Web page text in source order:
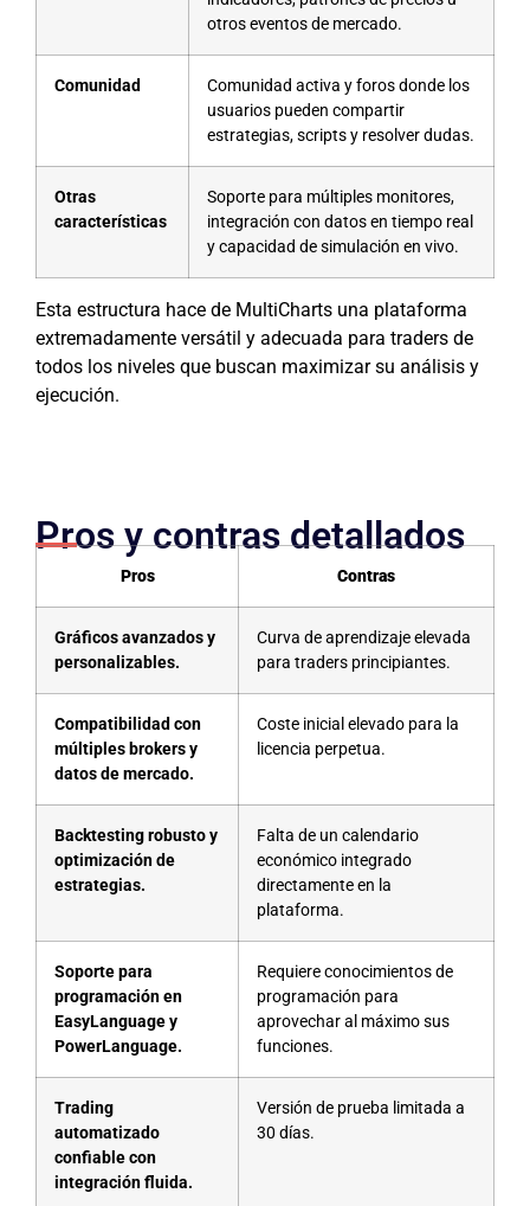
otros eventos de mercado.
Comunidad
Comunidad activa y foros donde los
usuarios pueden compartir
estrategias, scripts y resolver dudas.
Otras
características
Soporte para múltiples monitores,
integración con datos en tiempo real
y capacidad de simulación en vivo.
Esta estructura hace de MultiCharts una plataforma
extremadamente versátil y adecuada para traders de
todos los niveles que buscan maximizar su análisis y
ejecución.
Pros y contras detallados
Pros Contras
Gráficos avanzados y
personalizables.
Curva de aprendizaje elevada
para traders principiantes.
Compatibilidad con
múltiples brokers y
datos de mercado.
Coste inicial elevado para la
licencia perpetua.
Backtesting robusto y
optimización de
estrategias.
Falta de un calendario
económico integrado
directamente en la
plataforma.
Soporte para
programación en
EasyLanguage y
PowerLanguage.
Requiere conocimientos de
programación para
aprovechar al máximo sus
funciones.
Trading
automatizado
confiable con
integración fluida.
Versión de prueba limitada a
30 días.